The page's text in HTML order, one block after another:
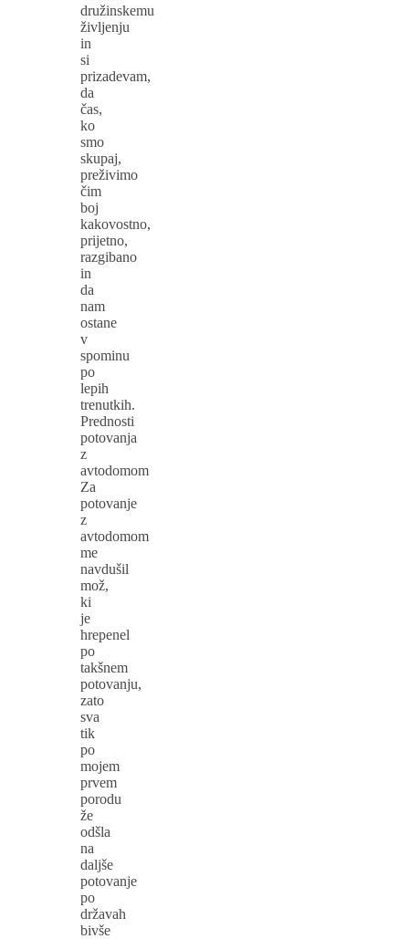
družinskemu
življenju
in
si
prizadevam,
da
čas,
ko
smo
skupaj,
preživimo
čim
boj
kakovostno,
prijetno,
razgibano
in
da
nam
ostane
v
spominu
po
lepih
trenutkih.
Prednosti
potovanja
z
avtodomom
Za
potovanje
z
avtodomom
me
navdušil
mož,
ki
je
hrepenel
po
takšnem
potovanju,
zato
sva
tik
po
mojem
prvem
porodu
že
odšla
na
daljše
potovanje
po
državah
bivše